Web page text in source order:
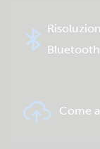
Bluetooth
Come